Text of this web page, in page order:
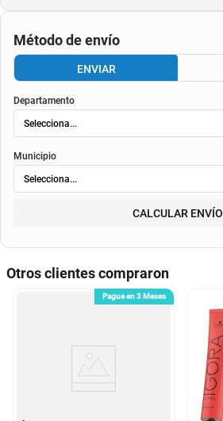
Método de envío
ENVIAR
Departamento
Municipio
CALCULAR ENVÍO
Otros clientes compraron
Pague en 3 Meses